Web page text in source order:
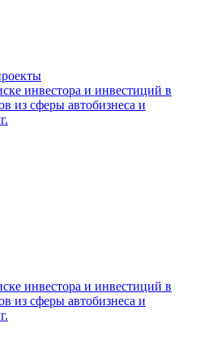
инвестора и инвестиций в
из сферы автобизнеса и
инвестора и инвестиций в
из сферы автобизнеса и